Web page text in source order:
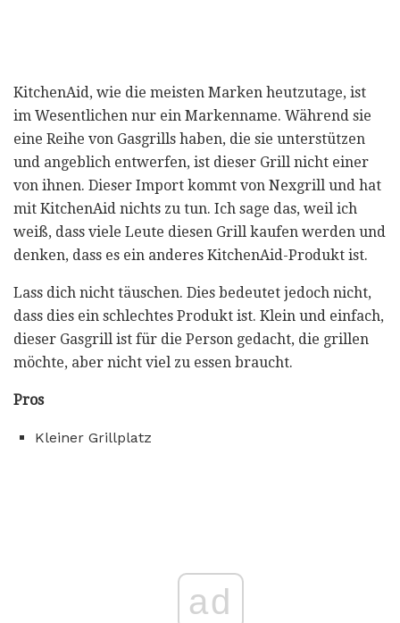
KitchenAid, wie die meisten Marken heutzutage, ist
im Wesentlichen nur ein Markenname. Während sie
eine Reihe von Gasgrills haben, die sie unterstützen
und angeblich entwerfen, ist dieser Grill nicht einer
von ihnen. Dieser Import kommt von Nexgrill und hat
mit KitchenAid nichts zu tun. Ich sage das, weil ich
weiß, dass viele Leute diesen Grill kaufen werden und
denken, dass es ein anderes KitchenAid-Produkt ist.
Lass dich nicht täuschen. Dies bedeutet jedoch nicht,
dass dies ein schlechtes Produkt ist. Klein und einfach,
dieser Gasgrill ist für die Person gedacht, die grillen
möchte, aber nicht viel zu essen braucht.
Pros
Kleiner Grillplatz
ad